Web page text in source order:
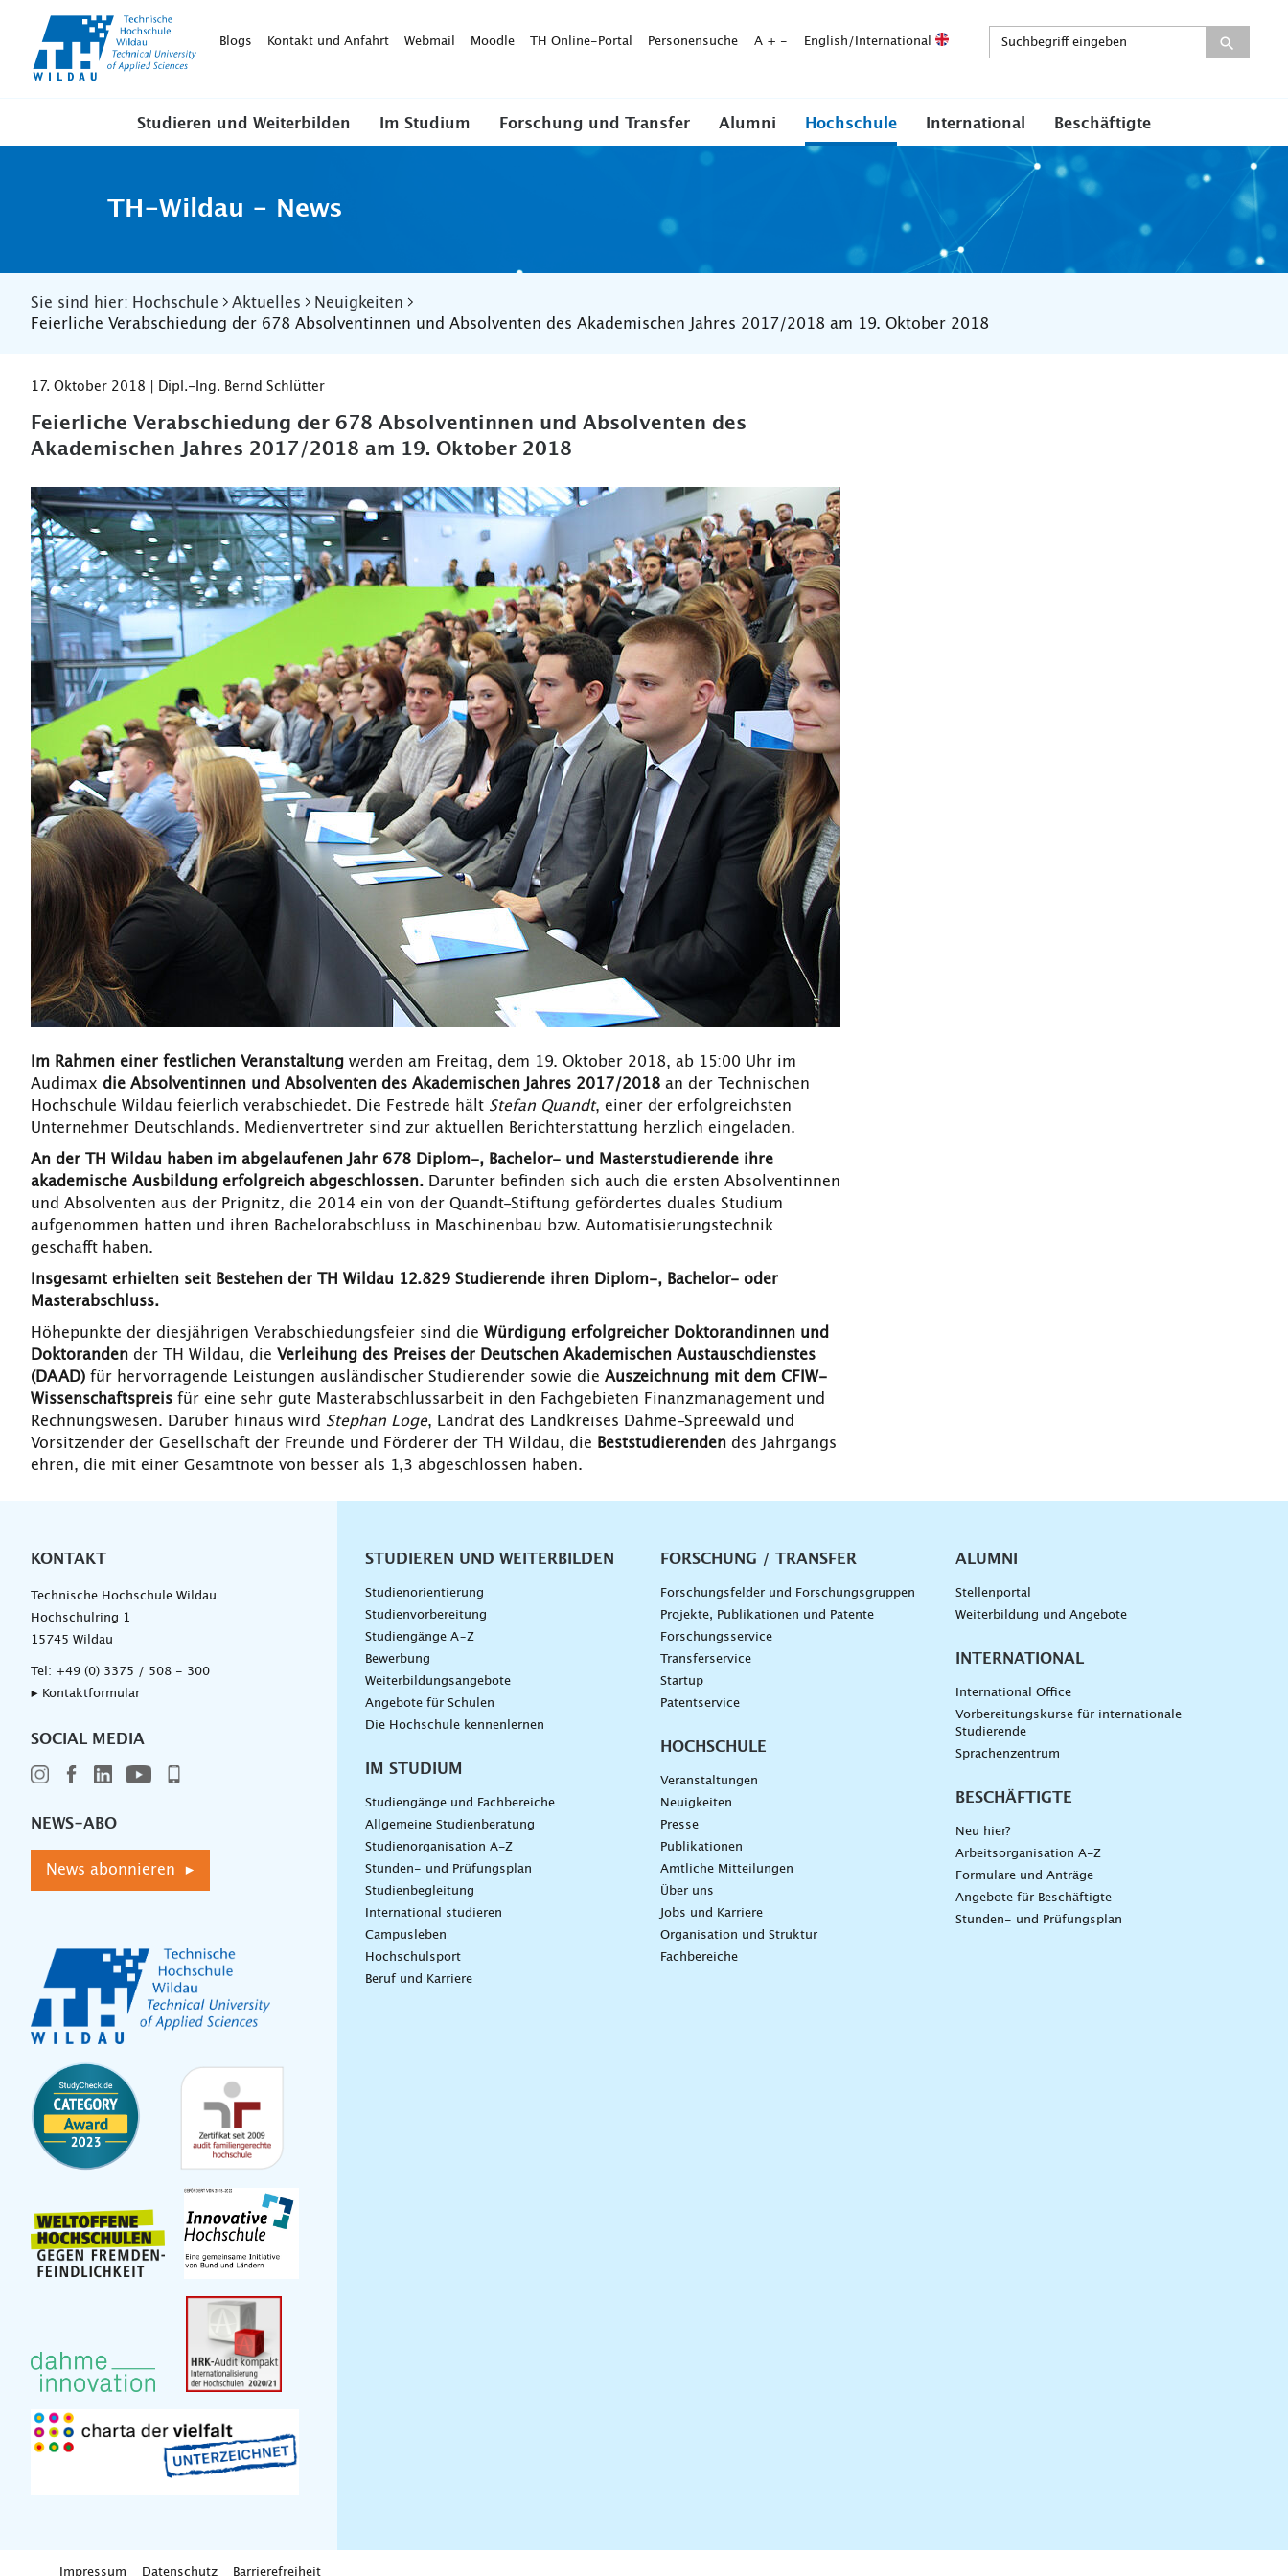
WildauBlogs Kontakt und Anfahrt Webmail Moodle TH Online-Portal Personensuche A + - English/International
Studieren und Weiterbilden Im Studium Forschung und Transfer Alumni Hochschule International Beschäftigte
TH-Wildau - News
Sie sind hier: Hochschule Aktuelles
Neuigkeiten
Feierliche Verabschiedung der 678 Absolventinnen und Absolventen des Akademischen Jahres 2017/2018 am 19. Oktober 2018
17. Oktober 2018 | Dipl.-Ing. Bernd Schlütter
Feierliche Verabschiedung der 678 Absolventinnen und Absolventen des
Akademischen Jahres 2017/2018 am 19. Oktober 2018
Im Rahmen einer festlichen Veranstaltung werden am Freitag, dem 19. Oktober 2018, ab 15:00 Uhr im
Audimax die Absolventinnen und Absolventen des Akademischen Jahres 2017/2018 an der Technischen
Hochschule Wildau feierlich verabschiedet. Die Festrede hält Stefan Quandt, einer der erfolgreichsten
Unternehmer Deutschlands. Medienvertreter sind zur aktuellen Berichterstattung herzlich eingeladen.
An der TH Wildau haben im abgelaufenen Jahr 678 Diplom-, Bachelor- und Masterstudierende ihre
akademische Ausbildung erfolgreich abgeschlossen. Darunter befinden sich auch die ersten Absolventinnen
und Absolventen aus der Prignitz, die 2014 ein von der Quandt-Stiftung gefördertes duales Studium
aufgenommen hatten und ihren Bachelorabschluss in Maschinenbau bzw. Automatisierungstechnik
geschafft haben.
Insgesamt erhielten seit Bestehen der TH Wildau 12.829 Studierende ihren Diplom-, Bachelor- oder
Masterabschluss.
Höhepunkte der diesjährigen Verabschiedungsfeier sind die Würdigung erfolgreicher Doktorandinnen und
Doktoranden der TH Wildau, die Verleihung des Preises der Deutschen Akademischen Austauschdienstes
(DAAD) für hervorragende Leistungen ausländischer Studierender sowie die Auszeichnung mit dem CFIW-
Wissenschaftspreis für eine sehr gute Masterabschlussarbeit in den Fachgebieten Finanzmanagement und
Rechnungswesen. Darüber hinaus wird Stephan Loge, Landrat des Landkreises Dahme-Spreewald und
Vorsitzender der Gesellschaft der Freunde und Förderer der TH Wildau, die Beststudierenden des Jahrgangs
ehren, die mit einer Gesamtnote von besser als 1,3 abgeschlossen haben.
KONTAKT
Technische Hochschule Wildau
Hochschulring 1
15745 Wildau
Tel: +49 (0) 3375 / 508 - 300
▸ Kontaktformular
SOCIAL MEDIA
NEWS-ABO
News abonnieren ▸
Unternavigation
STUDIEREN UND WEITERBILDEN
Studienorientierung
Studienvorbereitung
Studiengänge A–Z
Bewerbung
Weiterbildungsangebote
Angebote für Schulen
Die Hochschule kennenlernen
IM STUDIUM
Studiengänge und Fachbereiche
Allgemeine Studienberatung
Studienorganisation A-Z
Stunden- und Prüfungsplan
Studienbegleitung
International studieren
Campusleben
Hochschulsport
Beruf und Karriere
FORSCHUNG / TRANSFER
Forschungsfelder und Forschungsgruppen
Projekte, Publikationen und Patente
Forschungsservice
Transferservice
Startup
Patentservice
HOCHSCHULE
Veranstaltungen
Neuigkeiten
Presse
Publikationen
Amtliche Mitteilungen
Über uns
Jobs und Karriere
Organisation und Struktur
Fachbereiche
ALUMNI
Stellenportal
Weiterbildung und Angebote
INTERNATIONAL
International Office
Vorbereitungskurse für internationale
Studierende
Sprachenzentrum
BESCHÄFTIGTE
Neu hier?
Arbeitsorganisation A-Z
Formulare und Anträge
Angebote für Beschäftigte
Stunden- und Prüfungsplan
Impressum Datenschutz Barrierefreiheit